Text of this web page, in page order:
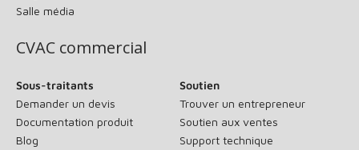
Salle média
CVAC commercial
Sous-traitants
Demander un devis
Documentation produit
Blog
Soutien
Trouver un entrepreneur
Soutien aux ventes
Support technique